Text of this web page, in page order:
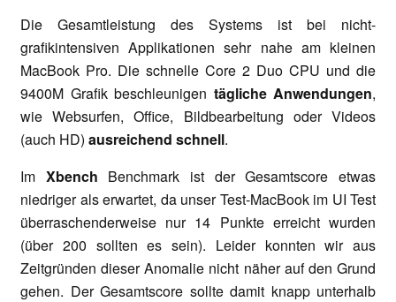
Die Gesamtleistung des Systems ist bei nicht-
grafikintensiven Applikationen sehr nahe am kleinen
MacBook Pro. Die schnelle Core 2 Duo CPU und die
9400M Grafik beschleunigen tägliche Anwendungen,
wie Websurfen, Office, Bildbearbeitung oder Videos
(auch HD) ausreichend schnell.
Im Xbench Benchmark ist der Gesamtscore etwas
niedriger als erwartet, da unser Test-MacBook im UI Test
überraschenderweise nur 14 Punkte erreicht wurden
(über 200 sollten es sein). Leider konnten wir aus
Zeitgründen dieser Anomalie nicht näher auf den Grund
gehen. Der Gesamtscore sollte damit knapp unterhalb